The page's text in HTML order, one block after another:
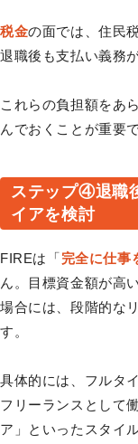
税金の面では、住民
退職後も支払い義務
これらの負担額をあ
んでおくことが重要で
ステップ④退職
イアを検討
FIREは「完全に仕事
ん。目標資金額が高
場合には、段階的な
す。
具体的には、フルタ
フリーランスとして
ア」といったスタイ